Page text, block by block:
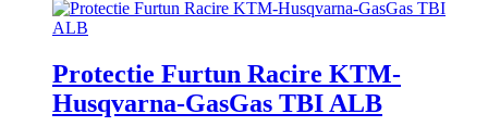
Protectie Furtun Racire KTM-
Husqvarna-GasGas TBI ALB